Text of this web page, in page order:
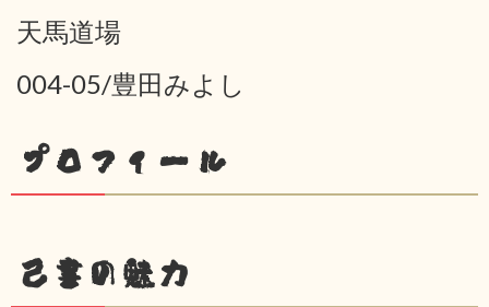
天馬道場
004-05/豊田みよし
プロフィール
己書の魅力